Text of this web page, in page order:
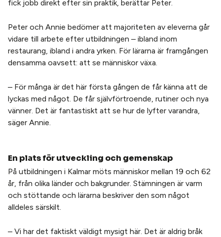
fick jobb direkt efter sin praktik, berättar Peter.
Peter och Annie bedömer att majoriteten av eleverna går
vidare till arbete efter utbildningen – ibland inom
restaurang, ibland i andra yrken. För lärarna är framgången
densamma oavsett: att se människor växa.
– För många är det här första gången de får känna att de
lyckas med något. De får självförtroende, rutiner och nya
vänner. Det är fantastiskt att se hur de lyfter varandra,
säger Annie.
En plats för utveckling och gemenskap
På utbildningen i Kalmar möts människor mellan 19 och 62
år, från olika länder och bakgrunder. Stämningen är varm
och stöttande och lärarna beskriver den som något
alldeles särskilt.
– Vi har det faktiskt väldigt mysigt här. Det är aldrig bråk